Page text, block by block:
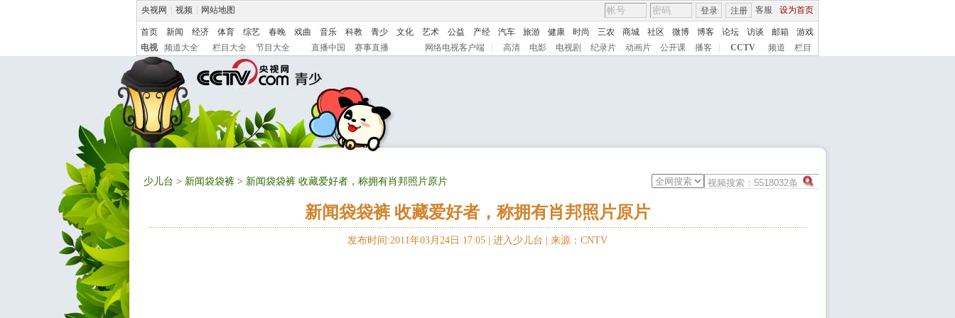
央视网 视频 网站地图 客服 设为首页
登录 注册
首页 新闻 经济 体育 综艺 春晚 戏曲 音乐 科教 青少 文化 艺术 公益 产经 汽车 旅游 健康 时尚 三农 商城 社区 微博 博客 论坛 访谈 邮箱
游戏
电视
频道大全 栏目大全 节目大全 直播中国 赛事直播 网络电视客户端 高清 电影 电视剧 纪录片 动画片 公开课 播客 CCTV 频道 栏目
少儿台 > 新闻袋袋裤 > 新闻袋袋裤 收藏爱好者，称拥有肖邦照片原片
新闻袋袋裤 收藏爱好者，称拥有肖邦照片原片
发布时间:2011年03月24日 17:05 | 进入少儿台 来源：CNTV